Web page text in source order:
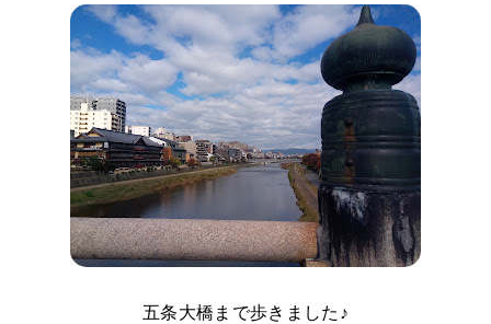
五条大橋まで歩きました♪